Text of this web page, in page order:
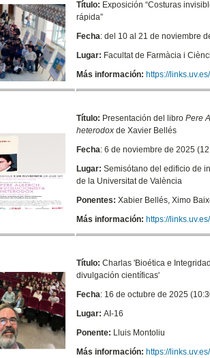
Título: Exposición “Costuras
rápida”
Fecha: del 10 al 21 de noviembre
Lugar: Facultat de Farmàcia i
Más información: https://
Título: Presentación del libroPere
heterodoxde Xavier Bellés
Fecha: 6 de noviembre de 2025
Lugar:Semisótano del edificio de
de la Universitat de València
Ponentes:Xabier Bellés, Ximo
Más información: https://
Título:Charlas 'Bioética e
divulgación científicas'
Fecha: 16 de octubre de 2025
Lugar:AI-16
Ponente: Lluis Montoliu
Más información: https://